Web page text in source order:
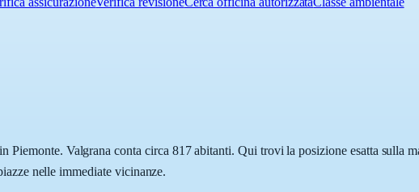
Valgrana conta circa 817 abitanti. Qui trovi la posizione esatta sulla
nelle immediate vicinanze.